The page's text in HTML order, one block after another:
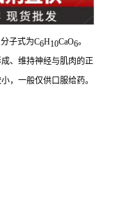
子式为C6H10CaO6。
、维持神经与肌肉的正
，一般仅供口服给药。